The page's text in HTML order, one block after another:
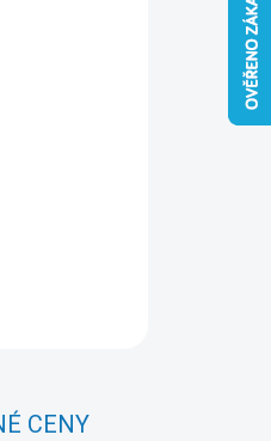
CENY